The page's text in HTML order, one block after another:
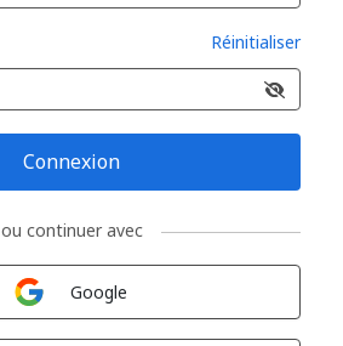
Réinitialiser
Connexion
ou continuer avec
Google